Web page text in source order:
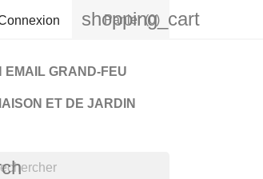
shopping_cart
Panier (0)
EMAIL GRAND-FEU
ET DE JARDIN